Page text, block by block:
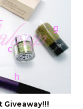
Giveaway!!!